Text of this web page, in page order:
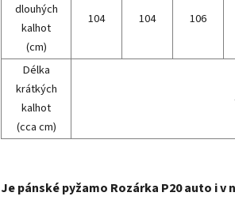
dlouhých
kalhot
(cm)
104 104 106
Délka
krátkých
kalhot
(cca cm)
Je pánské pyžamo Rozárka P20 auto i